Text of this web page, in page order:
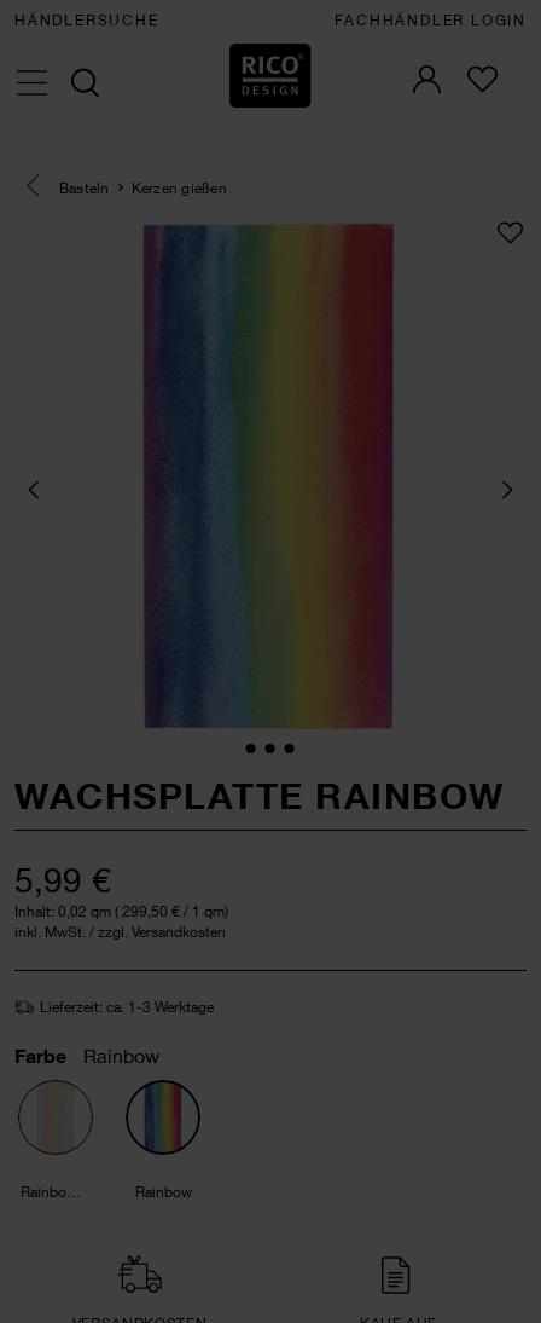
HÄNDLERSUCHE FACHHÄNDLER LOGIN
Eine Kategorie zurück navigieren
Basteln Kerzen gießen
WACHSPLATTE RAINBOW
5,99 €
Inhalt: 0,02 qm ( 299,50 € / 1 qm)
inkl. MwSt. / zzgl. Versandkosten
Lieferzeit: ca. 1-3 Werktage
Farbe Rainbow
Rainbow